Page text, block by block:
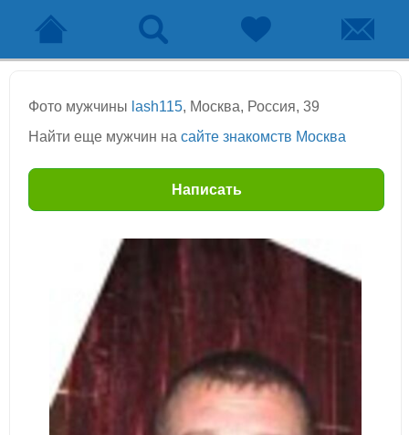
Фото мужчины lash115, Москва, Россия, 39
Найти еще мужчин на сайте знакомств Москва
Написать